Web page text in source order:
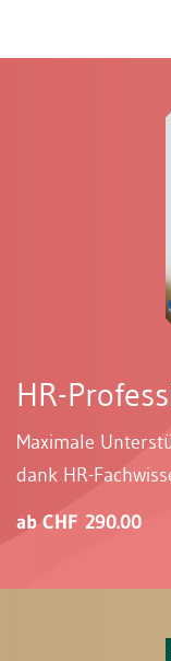
HR-
Maximale
dank HR-
ab CHF 290.00